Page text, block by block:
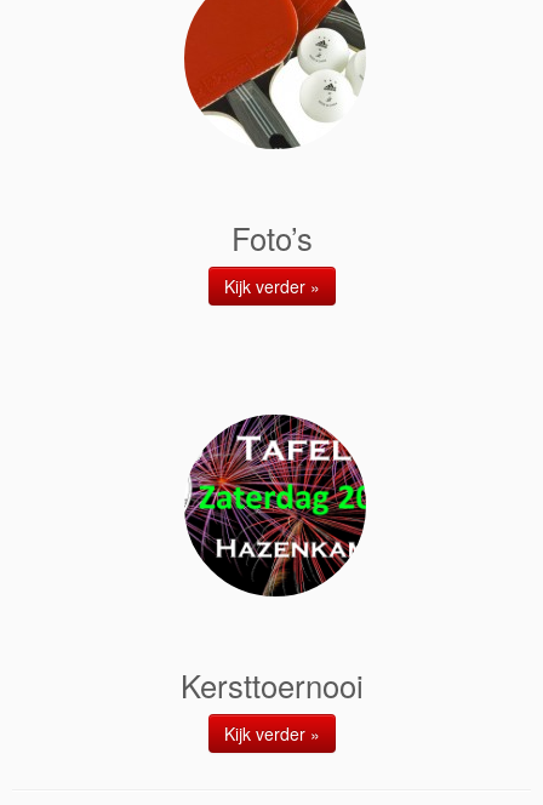
Foto’s
Kijk verder »
Kersttoernooi
Kijk verder »